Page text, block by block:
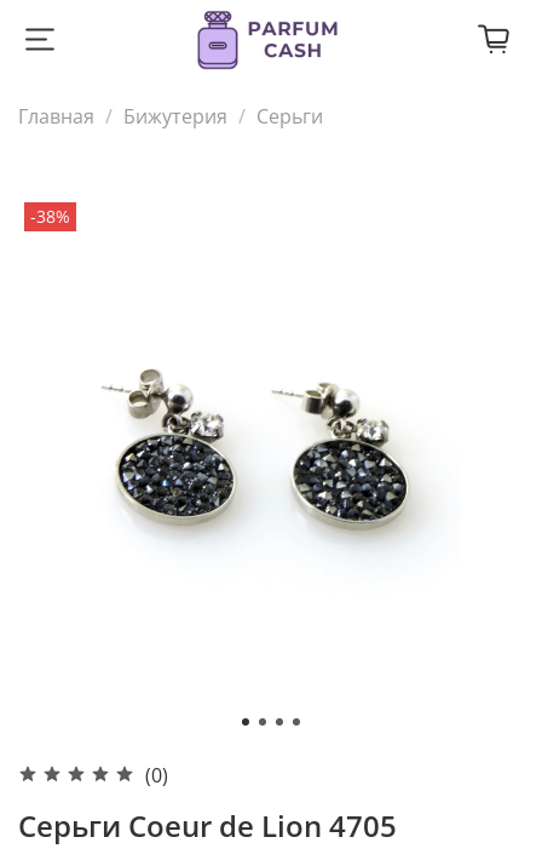
Главная Бижутерия Серьги
-38%
(0)
Серьги Coeur de Lion 4705